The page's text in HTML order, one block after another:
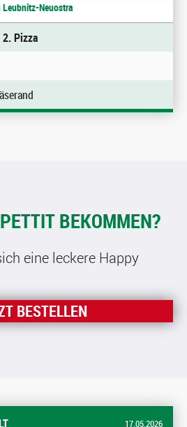
Neuostra
Pizza
BEKOMMEN?
eine leckere Happy
BESTELLEN
17.05.2026